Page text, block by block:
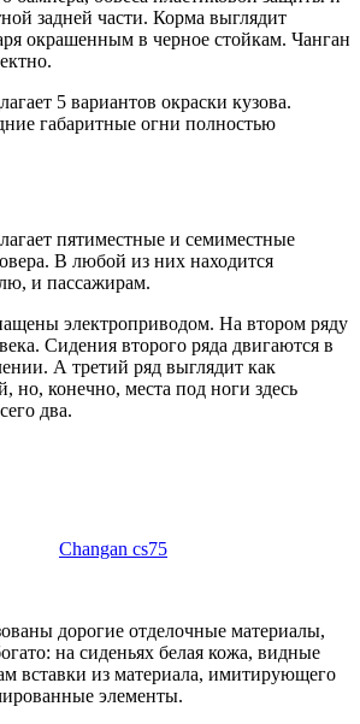
задней части. Корма выглядит
окрашенным в черное стойкам. Чанган
5 вариантов окраски кузова.
габаритные огни полностью
пятиместные и семиместные
В любой из них находится
и пассажирам.
электроприводом. На втором ряду
Сидения второго ряда двигаются в
А третий ряд выглядит как
но, конечно, места под ноги здесь
два.
Changan cs75
дорогие отделочные материалы,
на сиденьях белая кожа, видные
вставки из материала, имитирующего
элементы.